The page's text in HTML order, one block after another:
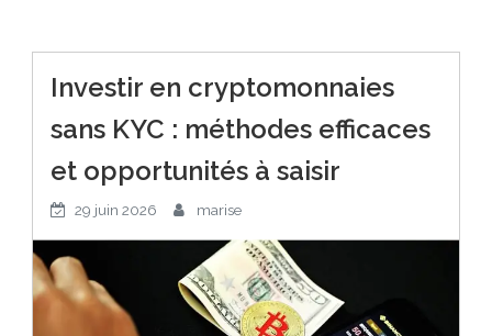
Investir en cryptomonnaies
sans KYC : méthodes efficaces
et opportunités à saisir
29 juin 2026 marise